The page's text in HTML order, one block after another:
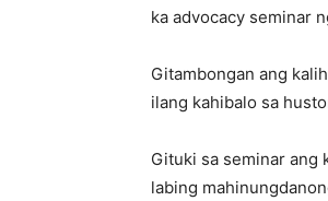
ka advocacy seminar
Gitambongan ang
ilang kahibalo sa
Gituki sa seminar ang
labing